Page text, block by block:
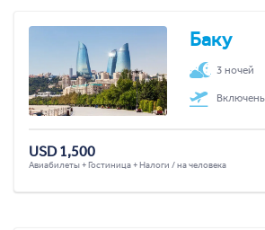
Баку
3 ночей
USD 1,500
Авиабилеты + Гостиница + Налоги / на человека